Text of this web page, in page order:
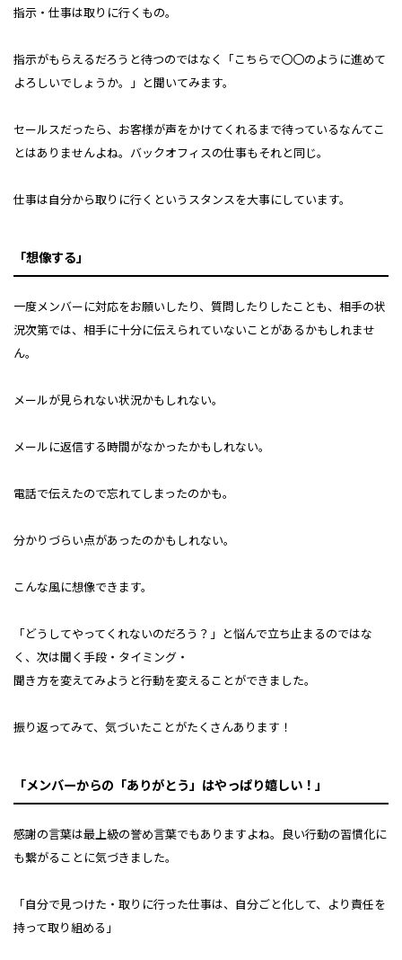
指示・仕事は取りに行くもの。
指示がもらえるだろうと待つのではなく「こちらで〇〇のように進めて
よろしいでしょうか。」と聞いてみます。
セールスだったら、お客様が声をかけてくれるまで待っているなんてこ
とはありませんよね。バックオフィスの仕事もそれと同じ。
仕事は自分から取りに行くというスタンスを大事にしています。
「想像する」
一度メンバーに対応をお願いしたり、質問したりしたことも、相手の状
況次第では、相手に十分に伝えられていないことがあるかもしれませ
ん。
メールが見られない状況かもしれない。
メールに返信する時間がなかったかもしれない。
電話で伝えたので忘れてしまったのかも。
分かりづらい点があったのかもしれない。
こんな風に想像できます。
「どうしてやってくれないのだろう？」と悩んで立ち止まるのではな
く、次は聞く手段・タイミング・
聞き方を変えてみようと行動を変えることができました。
振り返ってみて、気づいたことがたくさんあります！
「メンバーからの「ありがとう」はやっぱり嬉しい！」
感謝の言葉は最上級の誉め言葉でもありますよね。良い行動の習慣化に
も繋がることに気づきました。
「自分で見つけた・取りに行った仕事は、自分ごと化して、より責任を
持って取り組める」